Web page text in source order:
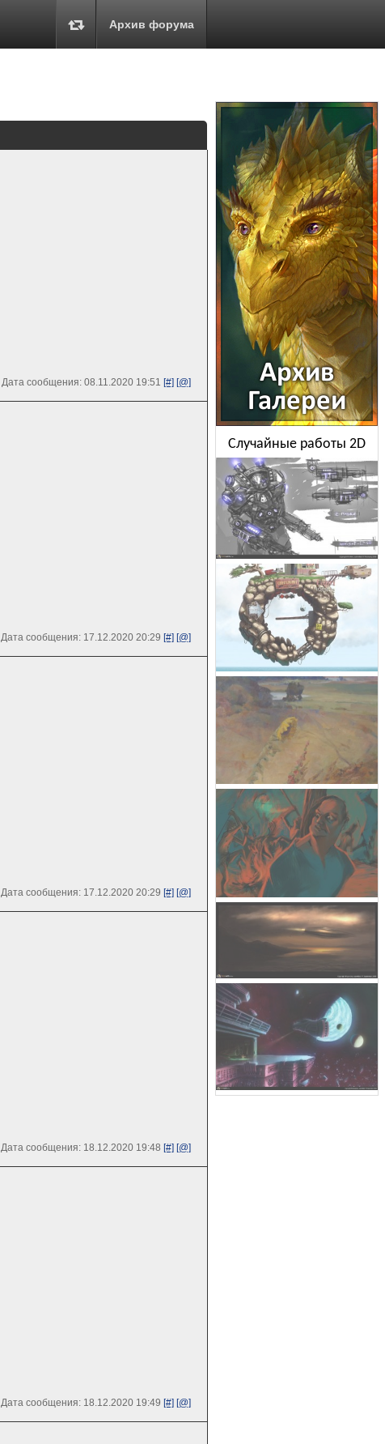
Архив форума
Дата сообщения: 08.11.2020 19:51 [#] [@]
Дата сообщения: 17.12.2020 20:29 [#] [@]
Дата сообщения: 17.12.2020 20:29 [#] [@]
Дата сообщения: 18.12.2020 19:48 [#] [@]
Дата сообщения: 18.12.2020 19:49 [#] [@]
Случайные работы 2D